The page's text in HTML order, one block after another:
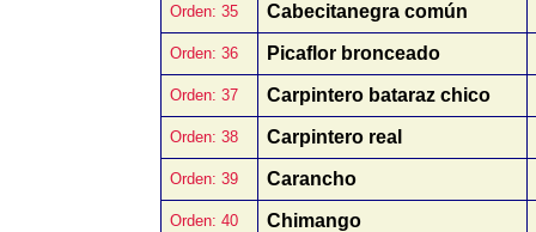
Orden: 35 Cabecitanegra común
Orden: 36 Picaflor bronceado
Orden: 37 Carpintero bataraz chico
Orden: 38 Carpintero real
Orden: 39 Carancho
Orden: 40 Chimango